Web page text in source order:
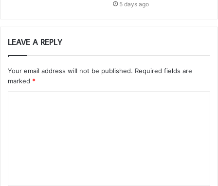
5 days ago
LEAVE A REPLY
Your email address will not be published. Required fields are
marked *